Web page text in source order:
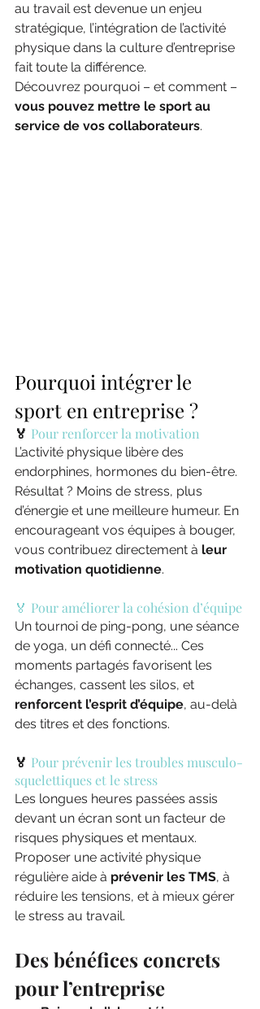
au travail est devenue un enjeu
stratégique, l’intégration de l’activité
physique dans la culture d’entreprise
fait toute la différence.
Découvrez pourquoi – et comment –
vous pouvez mettre le sport au
service de vos collaborateurs.
Pourquoi intégrer le
sport en entreprise ?
🏅 Pour renforcer la motivation
L’activité physique libère des
endorphines, hormones du bien-être.
Résultat ? Moins de stress, plus
d’énergie et une meilleure humeur. En
encourageant vos équipes à bouger,
vous contribuez directement à leur
motivation quotidienne.
🏅 Pour améliorer la cohésion d’équipe
Un tournoi de ping-pong, une séance
de yoga, un défi connecté... Ces
moments partagés favorisent les
échanges, cassent les silos, et
renforcent l’esprit d’équipe, au-delà
des titres et des fonctions.
🏅 Pour prévenir les troubles musculo-
squelettiques et le stress
Les longues heures passées assis
devant un écran sont un facteur de
risques physiques et mentaux.
Proposer une activité physique
régulière aide à prévenir les TMS, à
réduire les tensions, et à mieux gérer
le stress au travail.
Des bénéfices concrets
pour l’entreprise